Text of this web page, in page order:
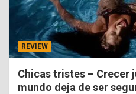
REVIEW
Chicas tristes – Crecer
mundo deja de ser